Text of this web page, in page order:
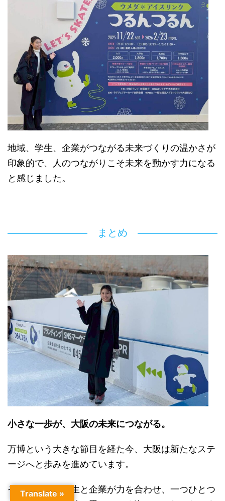
地域、学生、企業がつながる未来づくりの温かさが
印象的で、人のつながりこそ未来を動かす力になる
と感じました。
まとめ
小さな一歩が、大阪の未来につながる。
万博という大きな節目を経た今、大阪は新たなステ
ージへと歩みを進めています。
そんな中で、学生と企業が力を合わせ、一つひとつ
Translate »